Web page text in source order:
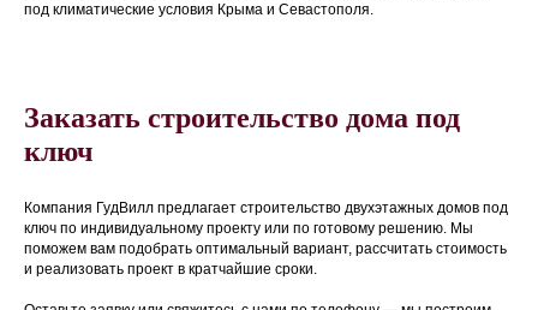
под климатические условия Крыма и Севастополя.
Заказать строительство дома под
ключ
Компания ГудВилл предлагает строительство двухэтажных домов под
ключ по индивидуальному проекту или по готовому решению. Мы
поможем вам подобрать оптимальный вариант, рассчитать стоимость
и реализовать проект в кратчайшие сроки.